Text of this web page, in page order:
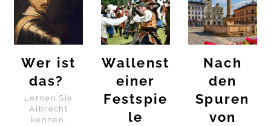
Wer ist
das?
Lernen Sie
Albrecht
kennen.
Wallenst
einer
Festspie
le
Nach
den
Spuren
von